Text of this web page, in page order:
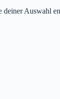
Auswahl